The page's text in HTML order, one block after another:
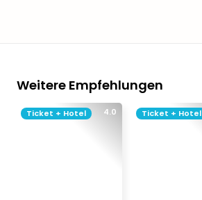
Weitere Empfehlungen
4.0
Ticket + Hotel Ticket + Hotel